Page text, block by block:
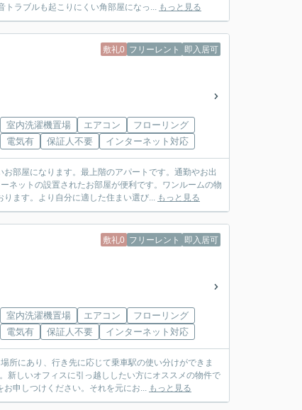
ラブルも起こりにくい角部屋になっ... もっと見る
敷礼0 フリーレント 即入居可
室内洗濯機置場 エアコン
フローリング
電気有
保証人不要 インターネット対応
部屋になります。最上階のアパートです。通勤やお出
ネットの設置されたお部屋が便利です。ワンルームの物
ます。より自分に適した住まい選び... もっと見る
敷礼0 フリーレント 即入居可
室内洗濯機置場 エアコン
フローリング
電気有
保証人不要 インターネット対応
所にあり、行き先に応じて乗車駅の使い分けができま
新しいオフィスに引っ越ししたい方にオススメの物件で
申しつけください。それを元にお... もっと見る